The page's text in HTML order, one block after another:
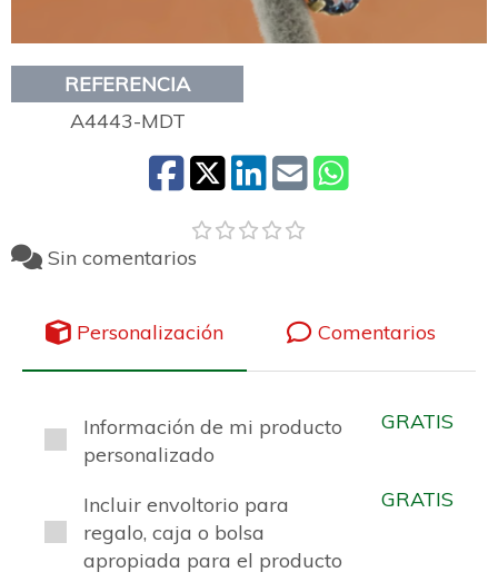
REFERENCIA
A4443-MDT
Sin comentarios
Personalización Comentarios
Información de mi producto
personalizado
GRATIS
Incluir envoltorio para
regalo, caja o bolsa
apropiada para el producto
GRATIS